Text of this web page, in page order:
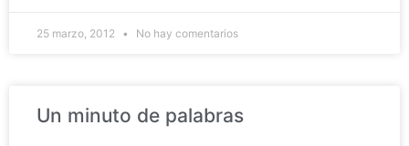
25 marzo, 2012 No hay comentarios
Un minuto de palabras